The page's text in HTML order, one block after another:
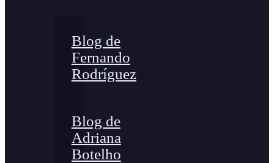
Blog de
Fernando
Rodríguez
Blog de
Adriana
Botelho